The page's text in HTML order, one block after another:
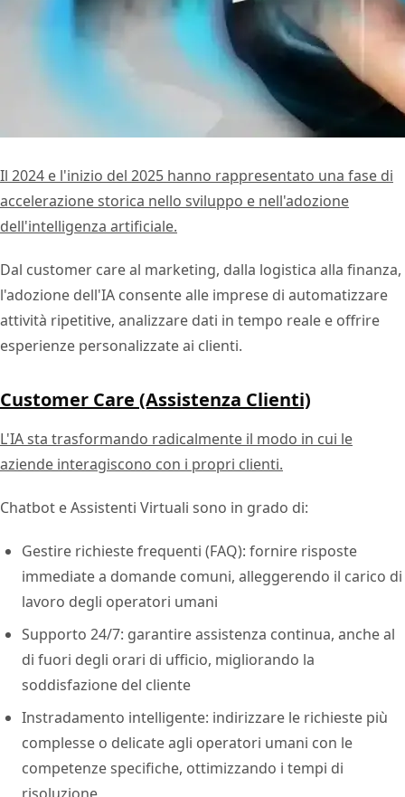
Il 2024 e l'inizio del 2025 hanno rappresentato una fase di
accelerazione storica nello sviluppo e nell'adozione
dell'intelligenza artificiale.
Dal customer care al marketing, dalla logistica alla finanza,
l'adozione dell'IA consente alle imprese di automatizzare
attività ripetitive, analizzare dati in tempo reale e offrire
esperienze personalizzate ai clienti.
Customer Care (Assistenza Clienti)
L'IA sta trasformando radicalmente il modo in cui le
aziende interagiscono con i propri clienti.
Chatbot e Assistenti Virtuali sono in grado di:
Gestire richieste frequenti (FAQ): fornire risposte
immediate a domande comuni, alleggerendo il carico di
lavoro degli operatori umani
Supporto 24/7: garantire assistenza continua, anche al
di fuori degli orari di ufficio, migliorando la
soddisfazione del cliente
Instradamento intelligente: indirizzare le richieste più
complesse o delicate agli operatori umani con le
competenze specifiche, ottimizzando i tempi di